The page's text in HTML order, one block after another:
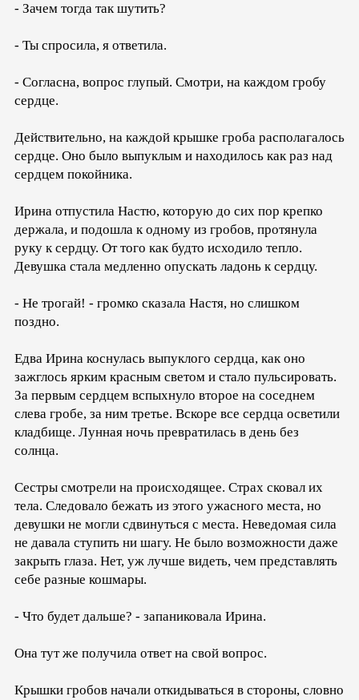
- Зачем тогда так шутить?
- Ты спросила, я ответила.
- Согласна, вопрос глупый. Смотри, на каждом гробу
сердце.
Действительно, на каждой крышке гроба располагалось
сердце. Оно было выпуклым и находилось как раз над
сердцем покойника.
Ирина отпустила Настю, которую до сих пор крепко
держала, и подошла к одному из гробов, протянула
руку к сердцу. От того как будто исходило тепло.
Девушка стала медленно опускать ладонь к сердцу.
- Не трогай! - громко сказала Настя, но слишком
поздно.
Едва Ирина коснулась выпуклого сердца, как оно
зажглось ярким красным светом и стало пульсировать.
За первым сердцем вспыхнуло второе на соседнем
слева гробе, за ним третье. Вскоре все сердца осветили
кладбище. Лунная ночь превратилась в день без
солнца.
Сестры смотрели на происходящее. Страх сковал их
тела. Следовало бежать из этого ужасного места, но
девушки не могли сдвинуться с места. Неведомая сила
не давала ступить ни шагу. Не было возможности даже
закрыть глаза. Нет, уж лучше видеть, чем представлять
себе разные кошмары.
- Что будет дальше? - запаниковала Ирина.
Она тут же получила ответ на свой вопрос.
Крышки гробов начали откидываться в стороны, словно